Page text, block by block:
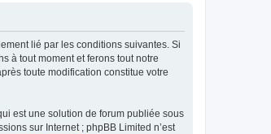
lié par les conditions suivantes. Si
à tout moment et ferons tout notre
toute modification constitue votre
est une solution de forum publiée sous
sur Internet ; phpBB Limited n’est